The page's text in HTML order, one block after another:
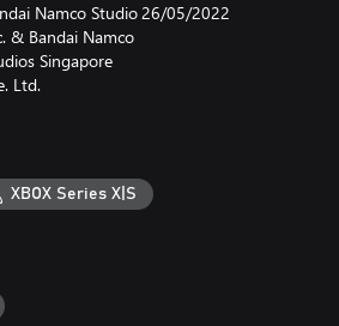
Super Hornet
da série F/A-18. Como a F-type,
equipar HCAA, 4AGM ou LAGM
Super Hornet | Top Gun: Maverick
na F/A-18E. Possui
equipar HCAA, HVAA ou GPB como
Namco Studio
& Bandai Namco
Singapore
Ltd.
26/05/2022
XBOX Series X|S